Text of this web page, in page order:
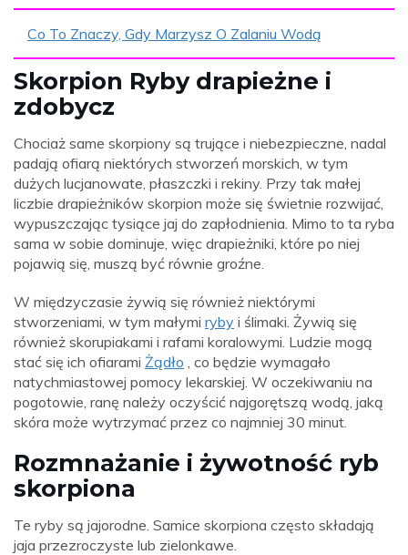
Co To Znaczy, Gdy Marzysz O Zalaniu Wodą
Skorpion Ryby drapieżne i
zdobycz
Chociaż same skorpiony są trujące i niebezpieczne, nadal
padają ofiarą niektórych stworzeń morskich, w tym
dużych lucjanowate, płaszczki i rekiny. Przy tak małej
liczbie drapieżników skorpion może się świetnie rozwijać,
wypuszczając tysiące jaj do zapłodnienia. Mimo to ta ryba
sama w sobie dominuje, więc drapieżniki, które po niej
pojawią się, muszą być równie groźne.
W międzyczasie żywią się również niektórymi
stworzeniami, w tym małymi ryby i ślimaki. Żywią się
również skorupiakami i rafami koralowymi. Ludzie mogą
stać się ich ofiarami Żądło , co będzie wymagało
natychmiastowej pomocy lekarskiej. W oczekiwaniu na
pogotowie, ranę należy oczyścić najgorętszą wodą, jaką
skóra może wytrzymać przez co najmniej 30 minut.
Rozmnażanie i żywotność ryb
skorpiona
Te ryby są jajorodne. Samice skorpiona często składają
jaja przezroczyste lub zielonkawe.